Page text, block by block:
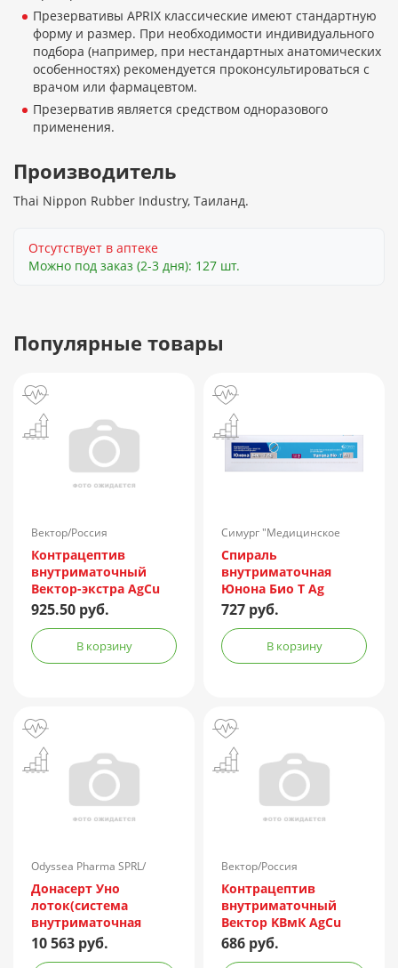
Презервативы APRIX классические имеют стандартную
форму и размер. При необходимости индивидуального
подбора (например, при нестандартных анатомических
особенностях) рекомендуется проконсультироваться с
врачом или фармацевтом.
Презерватив является средством одноразового
применения.
Производитель
Thai Nippon Rubber Industry, Таиланд.
Отсутствует в аптеке
Можно под заказ (2-3 дня): 127 шт.
Популярные товары
Вектор/Россия
Контрацептив
внутриматочный
Вектор-экстра AgCu
150/250Ф (д/
рожавших и не
рожавших)
925.50 руб.
В корзину
Симург "Медицинское
предприятие"/Беларусь
Спираль
внутриматочная
Юнона Био Т Ag
727 руб.
В корзину
Odyssea Pharma SPRL/
Бельгия
Донасерт Уно
лоток(система
внутриматочная
терапевтическая)
20мкг/24часа №1
10 563 руб.
Вектор/Россия
Контрацептив
внутриматочный
Вектор KBмК AgCu
150/250
686 руб.